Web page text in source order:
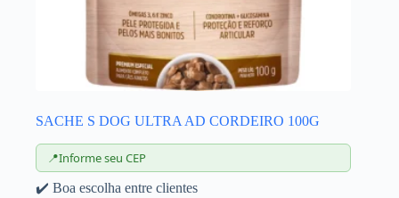
SACHE S DOG ULTRA AD CORDEIRO 100G
📍Informe seu CEP
✔️ Boa escolha entre clientes